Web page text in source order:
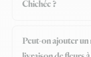
Chichée ?
Peut-on ajouter un